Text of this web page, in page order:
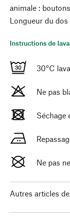
animale :
Longueur du
Instructions de
30°C
Ne pas
Séchage
Ne pas
Autres articles de